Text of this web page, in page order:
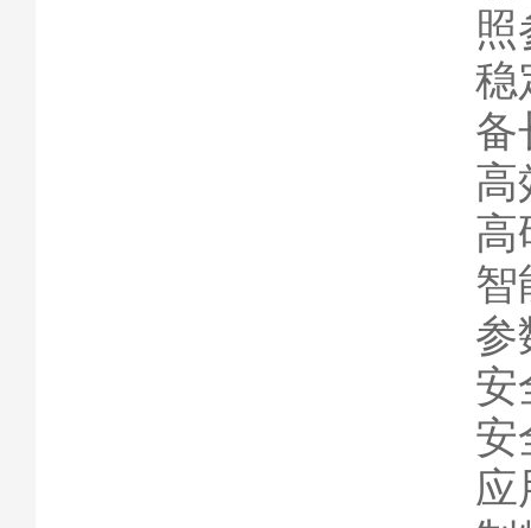
照
稳
备
高
高
智
参
安
安
应